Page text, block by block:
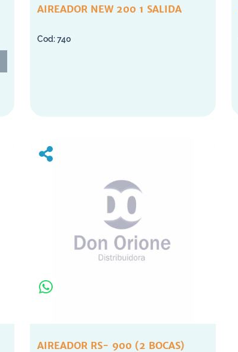
AIREADOR NEW 200 1 SALIDA
740
AIREADOR RS- 900 (2 BOCAS)